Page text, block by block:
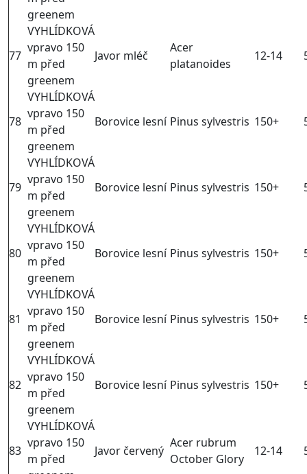
greenem
77
VYHLÍDKOVÁ
vpravo 150
m před
greenem
Javor mléč
Acer
platanoides
12-14
78
VYHLÍDKOVÁ
vpravo 150
m před
greenem
Borovice lesní Pinus sylvestris 150+
79
VYHLÍDKOVÁ
vpravo 150
m před
greenem
Borovice lesní Pinus sylvestris 150+
80
VYHLÍDKOVÁ
vpravo 150
m před
greenem
Borovice lesní Pinus sylvestris 150+
81
VYHLÍDKOVÁ
vpravo 150
m před
greenem
Borovice lesní Pinus sylvestris 150+
82
VYHLÍDKOVÁ
vpravo 150
m před
greenem
Borovice lesní Pinus sylvestris 150+
83
VYHLÍDKOVÁ
vpravo 150
m před
Javor červený
Acer rubrum
October Glory
12-14